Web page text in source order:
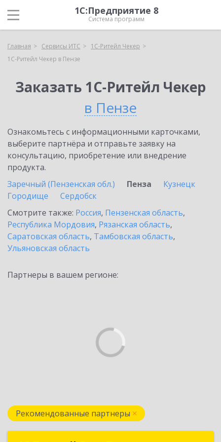
1С:Предприятие 8
Система программ
Главная Сервисы ИТС
1C-Ритейл Чекер
1C-Ритейл Чекер в Пензе
Заказать 1C-Ритейл Чекер
в Пензе
Ознакомьтесь с информационными карточками,
выберите партнёра и отправьте заявку на
консультацию, приобретение или внедрение
продукта.
Заречный (Пензенская обл.)
Пенза
Кузнецк
Городище
Сердобск
Смотрите также: Россия, Пензенская область,
Республика Мордовия, Рязанская область,
Саратовская область, Тамбовская область,
Ульяновская область
Партнеры в вашем регионе:
Рекомендованные партнеры